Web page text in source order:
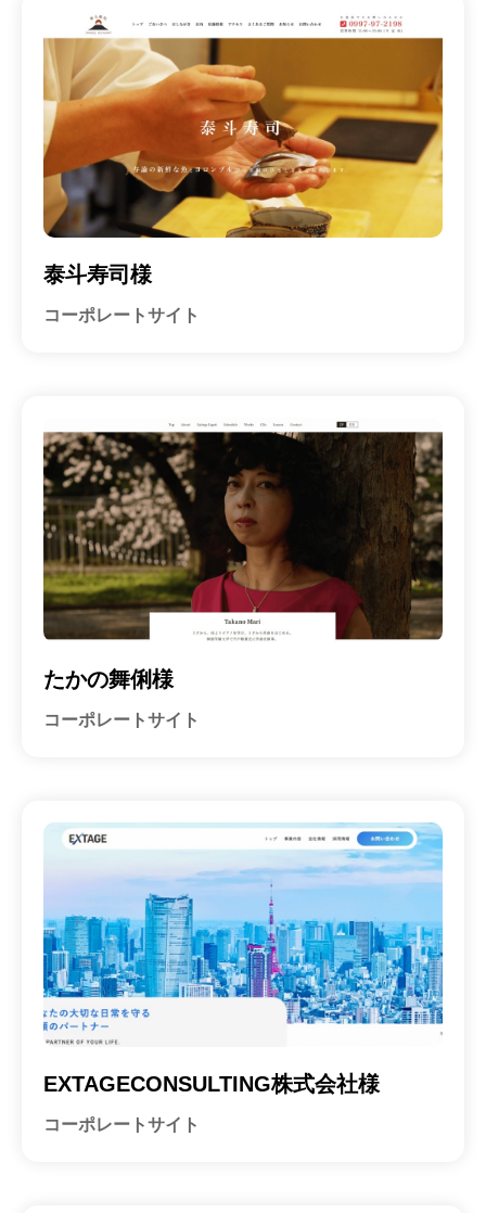
泰斗寿司様
コーポレートサイト
たかの舞俐様
コーポレートサイト
EXTAGECONSULTING株式会社様
コーポレートサイト